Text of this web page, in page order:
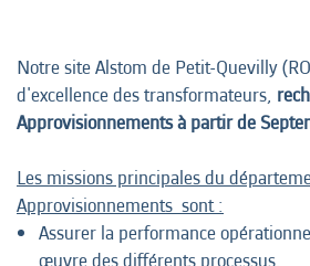
Notre site Alstom de Petit-Quevilly
d'excellence des transformateurs,
Approvisionnements à partir de
Les missions principales du
Approvisionnements sont :
Assurer la performance